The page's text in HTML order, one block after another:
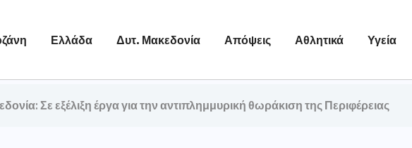
Ελλάδα Δυτ. Μακεδονία Απόψεις Αθλητικά Υγεία
Σε εξέλιξη έργα για την αντιπλημμυρική θωράκιση της Περιφέρειας